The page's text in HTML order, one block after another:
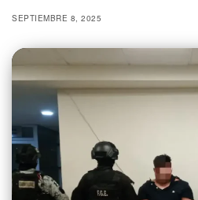
SEPTIEMBRE 8, 2025